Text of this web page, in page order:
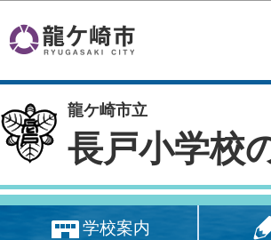
龍ケ崎市立
長戸小学校
学校案内